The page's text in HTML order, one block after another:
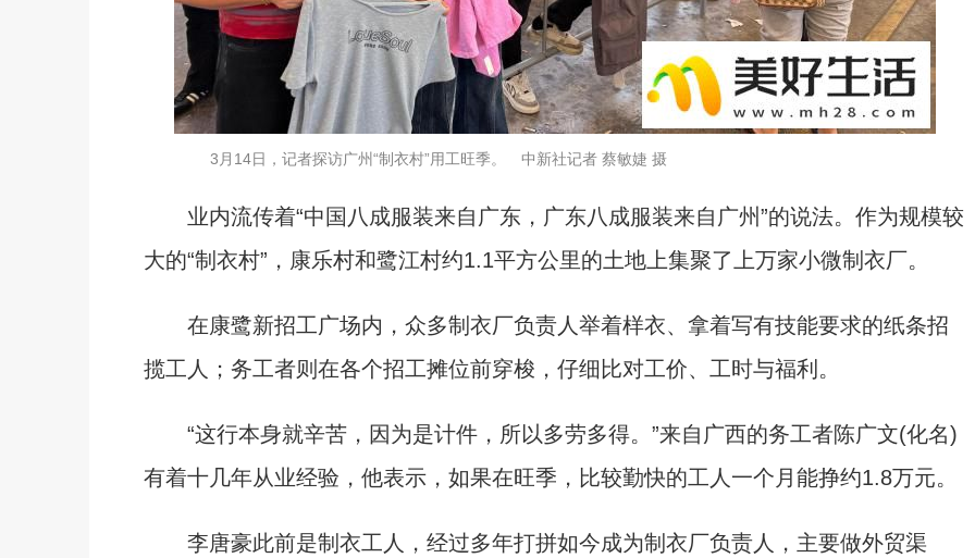
3月14日，记者探访广州“制衣村”用工旺季。 中新社记者 蔡敏婕 摄
业内流传着“中国八成服装来自广东，广东八成服装来自广州”的说法。作为规模较
大的“制衣村”，康乐村和鹭江村约1.1平方公里的土地上集聚了上万家小微制衣厂。
在康鹭新招工广场内，众多制衣厂负责人举着样衣、拿着写有技能要求的纸条招
揽工人；务工者则在各个招工摊位前穿梭，仔细比对工价、工时与福利。
“这行本身就辛苦，因为是计件，所以多劳多得。”来自广西的务工者陈广文(化名)
有着十几年从业经验，他表示，如果在旺季，比较勤快的工人一个月能挣约1.8万元。
李唐豪此前是制衣工人，经过多年打拼如今成为制衣厂负责人，主要做外贸渠